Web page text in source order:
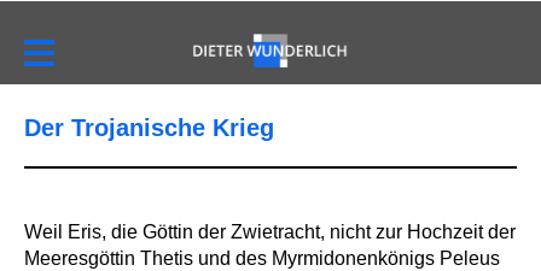
Der Trojanische Krieg
Weil Eris, die Göttin der Zwietracht, nicht zur Hochzeit der
Meeresgöttin Thetis und des Myrmidonenkönigs Peleus